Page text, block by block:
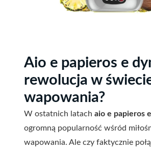
Aio e papieros e
rewolucja w
wapowania?
W ostatnich latach aio e papieros
ogromną popularność wśród
wapowania. Ale czy faktycznie